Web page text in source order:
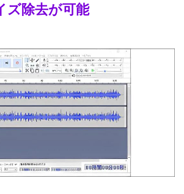
除去が可能